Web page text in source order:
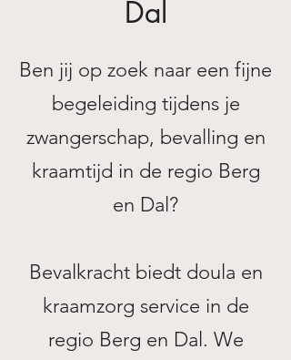
Dal
Ben jij op zoek naar een fijne
begeleiding tijdens je
zwangerschap, bevalling en
kraamtijd in de regio Berg
en Dal?
Bevalkracht biedt doula en
kraamzorg service in de
regio Berg en Dal. We